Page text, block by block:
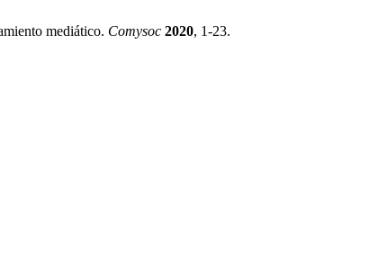
mediático. Comysoc 2020, 1-23.